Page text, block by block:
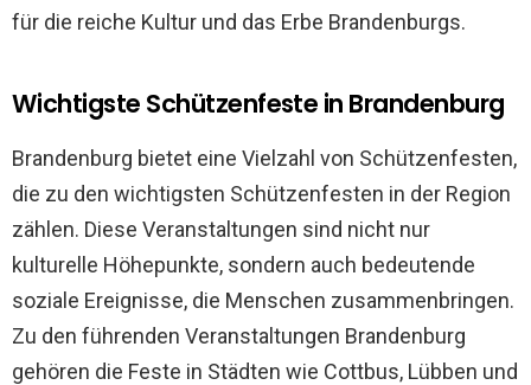
für die reiche Kultur und das Erbe Brandenburgs.
Wichtigste Schützenfeste in Brandenburg
Brandenburg bietet eine Vielzahl von Schützenfesten,
die zu den wichtigsten Schützenfesten in der Region
zählen. Diese Veranstaltungen sind nicht nur
kulturelle Höhepunkte, sondern auch bedeutende
soziale Ereignisse, die Menschen zusammenbringen.
Zu den führenden Veranstaltungen Brandenburg
gehören die Feste in Städten wie Cottbus, Lübben und